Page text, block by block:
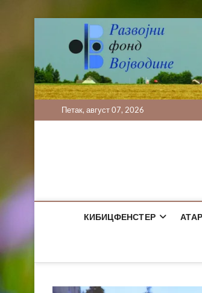
Петак, август 07, 2026
КИБИЦФЕНСТЕР АТАР